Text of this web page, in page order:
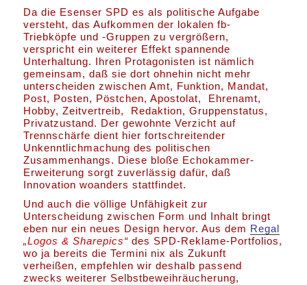
Da die Esenser SPD es als politische Aufgabe
versteht, das Aufkommen der lokalen fb-
Triebköpfe und -Gruppen zu vergrößern,
verspricht ein weiterer Effekt spannende
Unterhaltung. Ihren Protagonisten ist nämlich
gemeinsam, daß sie dort ohnehin nicht mehr
unterscheiden zwischen Amt, Funktion, Mandat,
Post, Posten, Pöstchen, Apostolat, Ehrenamt,
Hobby, Zeitvertreib, Redaktion, Gruppenstatus,
Privatzustand. Der gewohnte Verzicht auf
Trennschärfe dient hier fortschreitender
Unkenntlichmachung des politischen
Zusammenhangs. Diese bloße Echokammer-
Erweiterung sorgt zuverlässig dafür, daß
Innovation woanders stattfindet.
Und auch die völlige Unfähigkeit zur
Unterscheidung zwischen Form und Inhalt bringt
eben nur ein neues Design hervor. Aus dem Regal
„Logos & Sharepics“ des SPD-Reklame-Portfolios,
wo ja bereits die Termini nix als Zukunft
verheißen, empfehlen wir deshalb passend
zwecks weiterer Selbstbeweihräucherung,